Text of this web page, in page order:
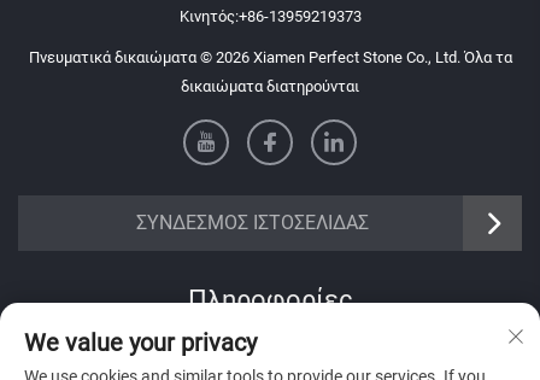
Κινητός:+86-13959219373
Πνευματικά δικαιώματα © 2026 Xiamen Perfect Stone Co., Ltd. Όλα τα
δικαιώματα διατηρούνται
ΣΥΝΔΕΣΜΟΣ ΙΣΤΟΣΕΛΙΔΑΣ
Πληροφορίες
Εγγραφείτε για να λαμβάνετε το εβδομαδιαίο ενημερωτικό δελτίο μας
We value your privacy